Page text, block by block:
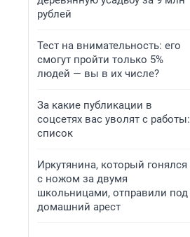
рублей
Тест на внимательность: его
смогут пройти только 5%
людей — вы в их числе?
За какие публикации в
соцсетях вас уволят с работы:
список
Иркутянина, который гонялся
с ножом за двумя
школьницами, отправили под
домашний арест